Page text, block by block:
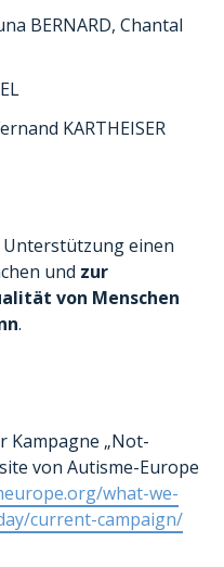
BERNARD, Chantal
KARTHEISER
einen
und zur
von Menschen
.
Kampagne „Not-
von Autisme-Europe
what-we-
current-campaign/